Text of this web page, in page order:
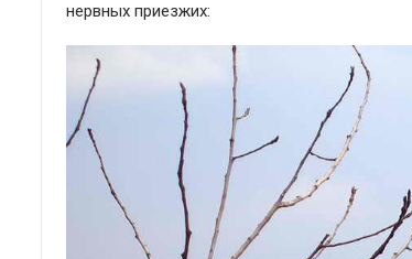
нервных приезжих: